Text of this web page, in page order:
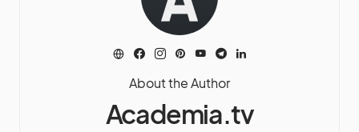
About the Author
Academia.tv